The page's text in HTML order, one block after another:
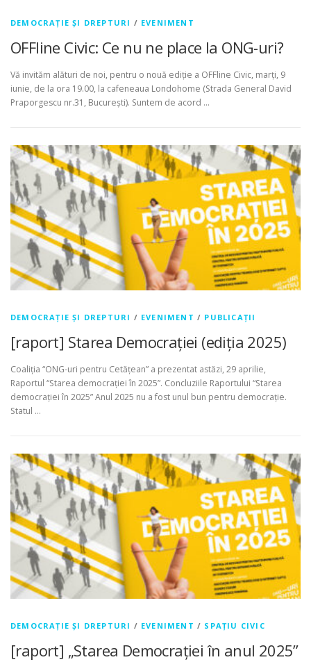
DEMOCRAȚIE ȘI DREPTURI / EVENIMENT
OFFline Civic: Ce nu ne place la ONG-uri?
Vă invităm alături de noi, pentru o nouă ediție a OFFline Civic, marți, 9
iunie, de la ora 19.00, la cafeneaua Londohome (Strada General David
Praporgescu nr.31, București). Suntem de acord …
DEMOCRAȚIE ȘI DREPTURI / EVENIMENT / PUBLICAȚII
[raport] Starea Democrației (ediția 2025)
Coaliția “ONG-uri pentru Cetățean” a prezentat astăzi, 29 aprilie,
Raportul “Starea democrației în 2025”. Concluziile Raportului “Starea
democrației în 2025” Anul 2025 nu a fost unul bun pentru democrație.
Statul …
DEMOCRAȚIE ȘI DREPTURI / EVENIMENT / SPAȚIU CIVIC
[raport] „Starea Democrației în anul 2025”